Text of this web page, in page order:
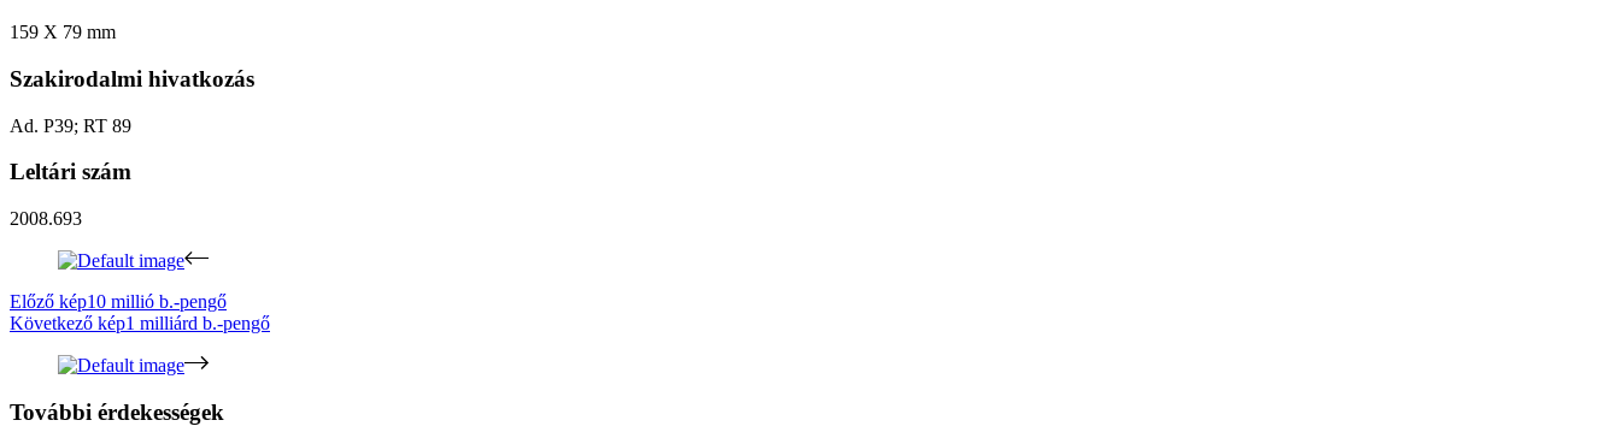
159 X 79 mm
Szakirodalmi hivatkozás
Ad. P39; RT 89
Leltári szám
2008.693
Előző kép10 millió b.-pengő
Következő kép1 milliárd b.-pengő
További érdekességek